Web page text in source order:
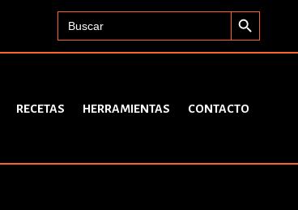
Search
for:
Search Button
RECETAS HERRAMIENTAS CONTACTO